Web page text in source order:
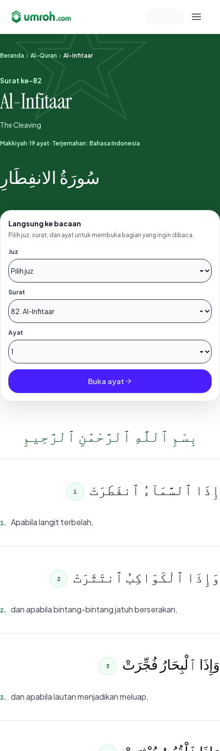
Memeriksa sesi akun
Beranda Al-Quran Al-Infitaar
Surat ke-82
Al-Infitaar
The Cleaving
Makkiyah·19 ayat· Terjemahan: Bahasa Indonesia
سُورَةُ الانفِطَارِ
Langsung ke bacaan
Pilih juz, surat, dan ayat untuk membuka bagian yang ingin dibaca.
Juz
Surat
Ayat
Buka ayat
بِسْمِ ٱللَّهِ ٱلرَّحْمَٰنِ ٱلرَّحِيمِ
إِذَا ٱلسَّمَآءُ ٱنفَطَرَتْ 1
1. Apabila langit terbelah,
وَإِذَا ٱلْكَوَاكِبُ ٱنتَثَرَتْ 2
2. dan apabila bintang-bintang jatuh berserakan,
وَإِذَا ٱلْبِحَارُ فُجِّرَتْ 3
3. dan apabila lautan menjadikan meluap,